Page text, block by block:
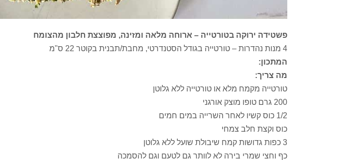
פשטידה ירוקה בטורטייה – ארוחה מלאה ומזינה, מפוצצת חלבון מהצומח
4 מנות נהדרות – טורטייה בגודל הסטנדרטי, מחבת/תבנית בקוטר 22 ס"מ
המתכון:
מה צריך:
טורטייה מקמח מלא או טורטייה ללא גלוטן
200 גרם טופו מוצק אורגני
1/2 כוס קשיו לאחר השרייה במים חמים
כוס וקצת חלב צמחי
3 כפות גדושות קמח שיבולת שועל ללא גלוטן
כף וחצי שמרי בירה לא לוותר גם לטעם וגם להסמכה